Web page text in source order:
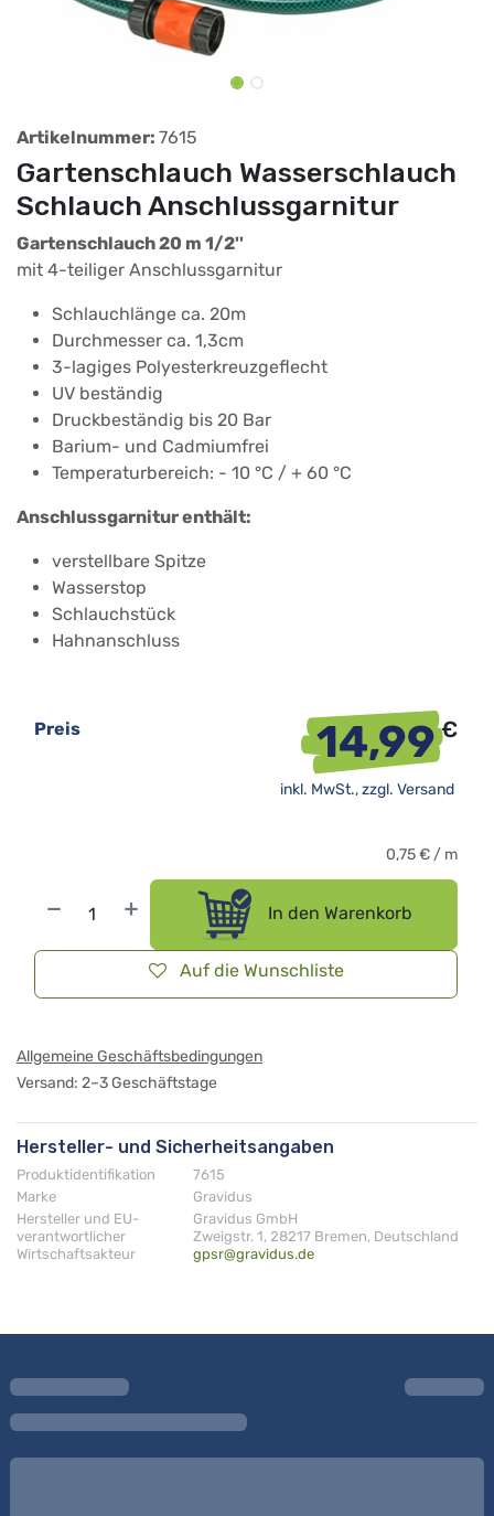
Artikelnummer: 7615
Gartenschlauch Wasserschlauch
Schlauch Anschlussgarnitur
Gartenschlauch 20 m 1/2''
mit 4-teiliger Anschlussgarnitur
Schlauchlänge ca. 20m
Durchmesser ca. 1,3cm
3-lagiges Polyesterkreuzgeflecht
UV beständig
Druckbeständig bis 20 Bar
Barium- und Cadmiumfrei
Temperaturbereich: - 10 °C / + 60 °C
Anschlussgarnitur enthält:
verstellbare Spitze
Wasserstop
Schlauchstück
Hahnanschluss
In den Warenkorb
Auf die Wunschliste
Preis 14,99€
inkl. MwSt., zzgl. Versand
0,75€ / m
Allgemeine Geschäftsbedingungen
Versand: 2–3 Geschäftstage
Hersteller- und Sicherheitsangaben
Produktidentifikation
7615
Marke
Gravidus
Hersteller und EU-
verantwortlicher
Wirtschaftsakteur
Gravidus GmbH
Zweigstr. 1, 28217 Bremen, Deutschland
gpsr@gravidus.de